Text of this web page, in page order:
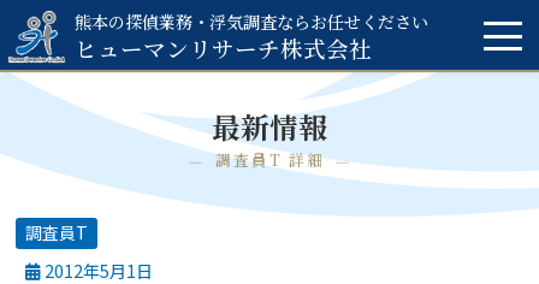
熊本の探偵業務・浮気調査ならお任せください
ヒューマンリサーチ株式会社
最新情報
調査員T 詳細
調査員T
2012年5月1日